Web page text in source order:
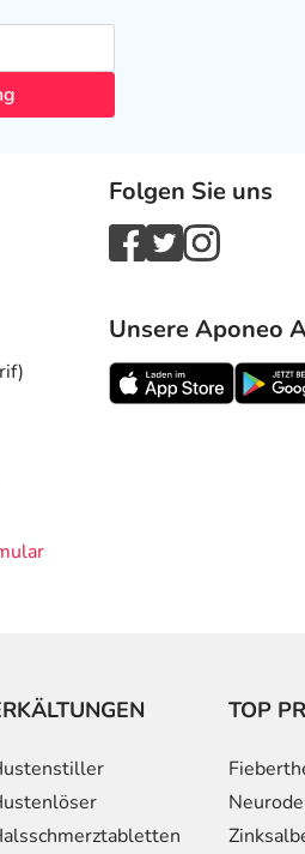
Folgen Sie uns
Unsere Aponeo
TOP